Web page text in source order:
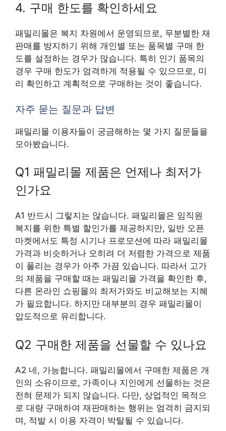
4. 구매 한도를 확인하세요
패밀리몰은 복지 차원에서 운영되므로, 무분별한 재
판매를 방지하기 위해 개인별 또는 품목별 구매 한
도를 설정하는 경우가 많습니다. 특히 인기 품목의
경우 구매 한도가 엄격하게 적용될 수 있으므로, 미
리 확인하고 계획적으로 구매하는 것이 좋습니다.
자주 묻는 질문과 답변
패밀리몰 이용자들이 궁금해하는 몇 가지 질문들을
모아봤습니다.
Q1 패밀리몰 제품은 언제나 최저가
인가요
A1 반드시 그렇지는 않습니다. 패밀리몰은 임직원
복지를 위한 특별 할인가를 제공하지만, 일반 오픈
마켓에서도 특정 시기나 프로모션에 따라 패밀리몰
가격과 비슷하거나 오히려 더 저렴한 가격으로 제품
이 풀리는 경우가 아주 가끔 있습니다. 따라서 고가
의 제품을 구매할 때는 패밀리몰 가격을 확인한 후,
다른 온라인 쇼핑몰의 최저가와도 비교해보는 지혜
가 필요합니다. 하지만 대부분의 경우 패밀리몰이
압도적으로 유리합니다.
Q2 구매한 제품을 선물할 수 있나요
A2 네, 가능합니다. 패밀리몰에서 구매한 제품은 개
인의 소유이므로, 가족이나 지인에게 선물하는 것은
전혀 문제가 되지 않습니다. 다만, 상업적인 목적으
로 대량 구매하여 재판매하는 행위는 엄격히 금지되
며, 적발 시 이용 자격이 박탈될 수 있습니다.